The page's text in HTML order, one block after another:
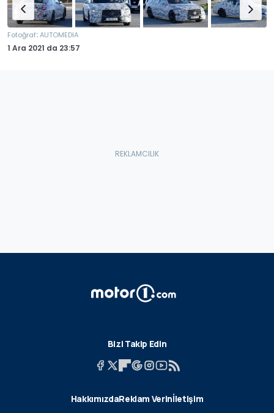
Fotoğraf:AUTOMEDIA
1 Ara 2021 da 23:57
Bizi Takip Edin
HakkımızdaReklam Verinİletişim